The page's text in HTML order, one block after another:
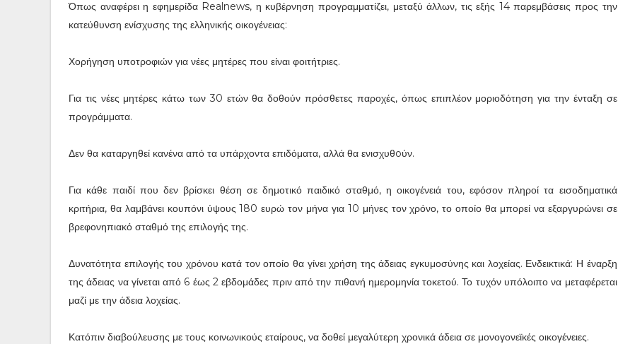
Όπως αναφέρει η εφημερίδα Realnews, η κυβέρνηση προγραμματίζει, μεταξύ άλλων, τις εξής 14 παρεμβάσεις προς την
κατεύθυνση ενίσχυσης της ελληνικής οικογένειας:
Χορήγηση υποτροφιών για νέες μητέρες που είναι φοιτήτριες.
Για τις νέες μητέρες κάτω των 30 ετών θα δοθούν πρόσθετες παροχές, όπως επιπλέον μοριοδότηση για την ένταξη σε
προγράμματα.
Δεν θα καταργηθεί κανένα από τα υπάρχοντα επιδόματα, αλλά θα ενισχυθoύν.
Για κάθε παιδί που δεν βρίσκει θέση σε δημοτικό παιδικό σταθμό, η οικογένειά του, εφόσον πληροί τα εισοδηματικά
κριτήρια, θα λαμβάνει κουπόνι ύψους 180 ευρώ τον μήνα για 10 μήνες τον χρόνο, το οποίο θα μπορεί να εξαργυρώνει σε
βρεφονηπιακό σταθμό της επιλογής της.
Δυνατότητα επιλογής του χρόνου κατά τον οποίο θα γίνει χρήση της άδειας εγκυμοσύνης και λοχείας. Ενδεικτικά: Η έναρξη
της άδειας να γίνεται από 6 έως 2 εβδομάδες πριν από την πιθανή ημερομηνία τοκετού. Το τυχόν υπόλοιπο να μεταφέρεται
μαζί με την άδεια λοχείας.
Κατόπιν διαβούλευσης με τους κοινωνικούς εταίρους, να δοθεί μεγαλύτερη χρονικά άδεια σε μονογονεϊκές οικογένειες.